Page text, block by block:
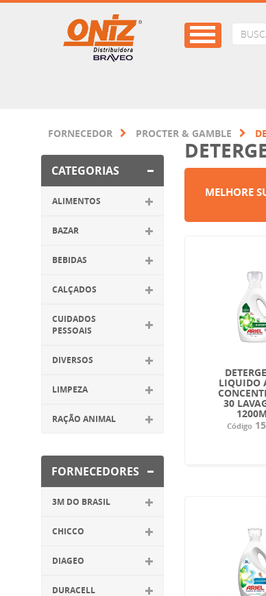
FORNECEDOR PROCTER & GAMBLE
CATEGORIAS
ALIMENTOS
BAZAR
BEBIDAS
CALÇADOS
CUIDADOS
PESSOAIS
DIVERSOS
LIMPEZA
RAÇÃO ANIMAL
FORNECEDORES
3M DO BRASIL
CHICCO
DIAGEO
DURACELL
MELHORE
LIQUIDO
30
Código